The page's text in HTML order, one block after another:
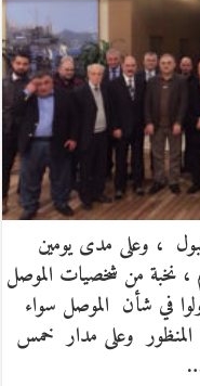
، وعلى مدى يومين
ديسمبر / كانون الاول 2016 م ، نخبة من شخصيات الموصل
في شأن الموصل سواء
المنظور وعلى مدار خمس